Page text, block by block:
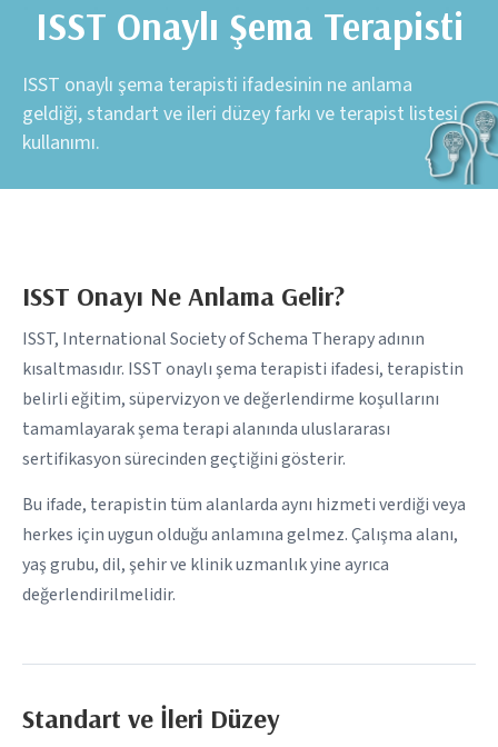
ISST Onaylı Şema Terapisti
ISST onaylı şema terapisti ifadesinin ne anlama
geldiği, standart ve ileri düzey farkı ve terapist listesi
kullanımı.
ISST Onayı Ne Anlama Gelir?
ISST, International Society of Schema Therapy adının
kısaltmasıdır. ISST onaylı şema terapisti ifadesi, terapistin
belirli eğitim, süpervizyon ve değerlendirme koşullarını
tamamlayarak şema terapi alanında uluslararası
sertifikasyon sürecinden geçtiğini gösterir.
Bu ifade, terapistin tüm alanlarda aynı hizmeti verdiği veya
herkes için uygun olduğu anlamına gelmez. Çalışma alanı,
yaş grubu, dil, şehir ve klinik uzmanlık yine ayrıca
değerlendirilmelidir.
Standart ve İleri Düzey